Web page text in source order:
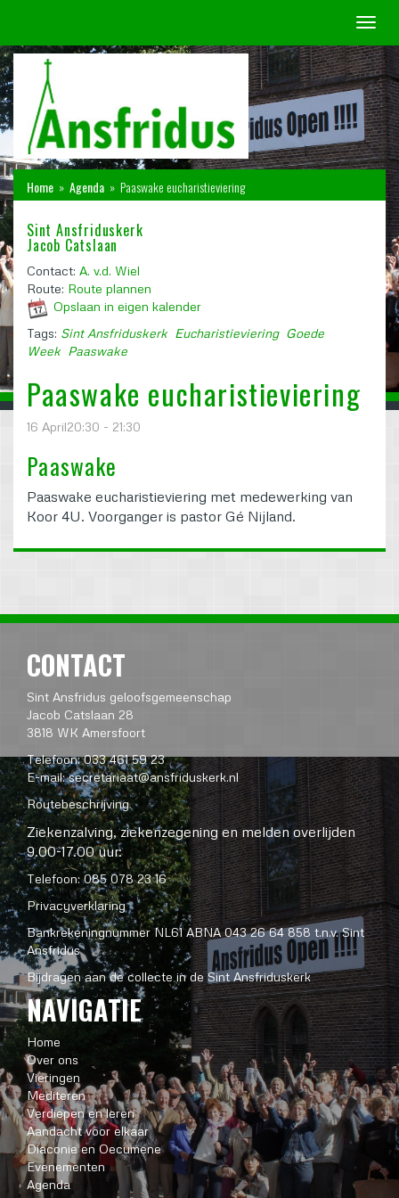
Home » Agenda » Paaswake eucharistieviering
Sint Ansfriduskerk
Jacob Catslaan
Contact: A. v.d. Wiel
Route: Route plannen
Opslaan in eigen kalender
Tags: Sint Ansfriduskerk Eucharistieviering Goede
Week Paaswake
Paaswake eucharistieviering
16 April20:30 - 21:30
Paaswake
Paaswake eucharistieviering met medewerking van
Koor 4U. Voorganger is pastor Gé Nijland.
CONTACT
Sint Ansfridus geloofsgemeenschap
Jacob Catslaan 28
3818 WK Amersfoort
Telefoon: 033 461 59 23
E-mail:secretariaat@ansfriduskerk.nl
Routebeschrijving
Ziekenzalving, ziekenzegening en melden overlijden
9.00-17.00 uur:
Telefoon: 085 078 23 16
Privacyverklaring
Bankrekeningnummer NL61 ABNA 043 26 64 858 t.n.v. Sint
Ansfridus
Bijdragen aan de collecte in de Sint Ansfriduskerk
NAVIGATIE
Home
Over ons
Vieringen
Mediteren
Verdiepen en leren
Aandacht voor elkaar
Diaconie en Oecumene
Evenementen
Agenda